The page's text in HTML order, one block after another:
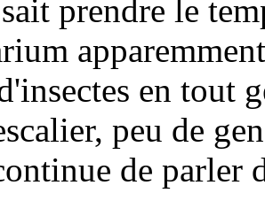
prendre le
en tout
peu de
de parler